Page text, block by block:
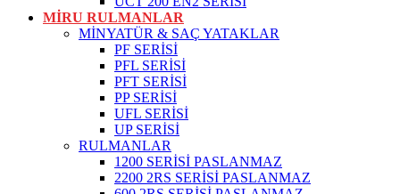
MİRU RULMANLAR
MİNYATÜR & SAÇ YATAKLAR
PF SERİSİ
PFL SERİSİ
PFT SERİSİ
PP SERİSİ
UFL SERİSİ
UP SERİSİ
RULMANLAR
1200 SERİSİ PASLANMAZ
2200 2RS SERİSİ PASLANMAZ